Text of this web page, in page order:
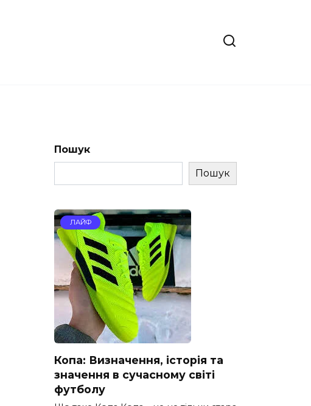
Пошук
Пошук
ЛАЙФ
Копа: Визначення, історія та
значення в сучасному світі
футболу